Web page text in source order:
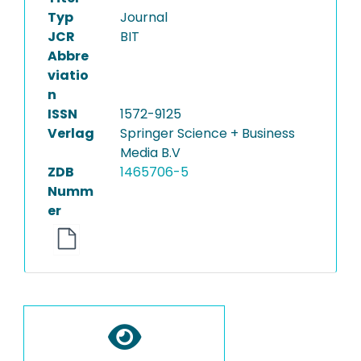
Typ
Journal
JCR
Abbre
viatio
n
BIT
ISSN
1572-9125
Verlag
Springer Science + Business
Media B.V
ZDB
Numm
er
1465706-5